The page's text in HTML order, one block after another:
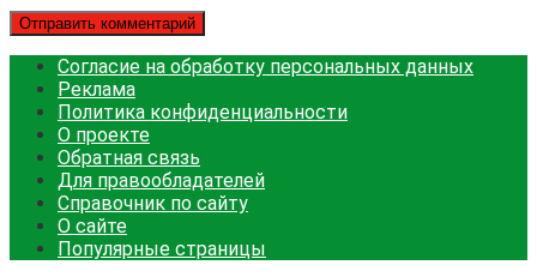
Согласие на обработку персональных данных
Реклама
Политика конфиденциальности
О проекте
Обратная связь
Для правообладателей
Справочник по сайту
О сайте
Популярные страницы